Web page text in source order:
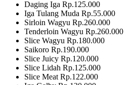
Daging Iga Rp.125.000
Iga Tulang Muda Rp.55.000
Sirloin Wagyu Rp.260.000
Tenderloin Wagyu Rp.260.000
Slice Wagyu Rp.180.000
Saikoro Rp.190.000
Slice Juicy Rp.120.000
Slice Lidah Rp.125.000
Slice Meat Rp.122.000